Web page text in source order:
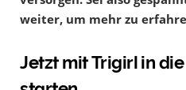
weiter, um mehr zu
Jetzt mit Trigirl in